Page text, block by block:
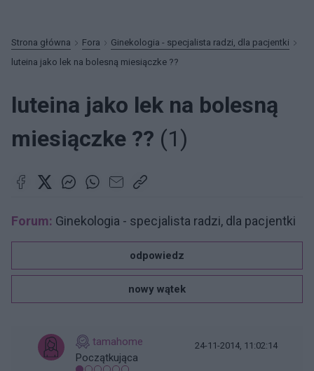
Strona główna Fora
Ginekologia - specjalista radzi, dla pacjentki
luteina jako lek na bolesną miesiączke ??
luteina jako lek na bolesną
miesiączke ?? (1)
Forum: Ginekologia - specjalista radzi, dla pacjentki
odpowiedz
nowy wątek
tamahome
Początkująca
24-11-2014, 11:02:14